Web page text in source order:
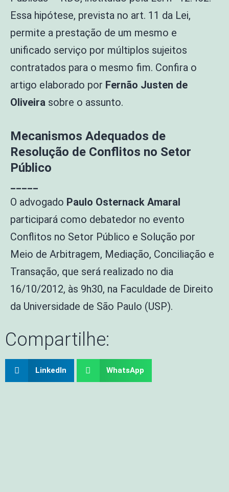
Essa hipótese, prevista no art. 11 da Lei,
permite a prestação de um mesmo e
unificado serviço por múltiplos sujeitos
contratados para o mesmo fim. Confira o
artigo elaborado por Fernão Justen de
Oliveira sobre o assunto.
Mecanismos Adequados de
Resolução de Conflitos no Setor
Público
_____
O advogado Paulo Osternack Amaral
participará como debatedor no evento
Conflitos no Setor Público e Solução por
Meio de Arbitragem, Mediação, Conciliação e
Transação, que será realizado no dia
16/10/2012, às 9h30, na Faculdade de Direito
da Universidade de São Paulo (USP).
Compartilhe:
LinkedIn WhatsApp